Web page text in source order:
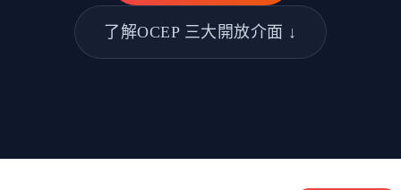
了解OCEP 三大開放介面 ↓